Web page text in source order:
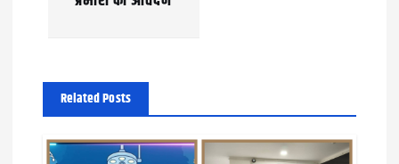
g
Related Posts